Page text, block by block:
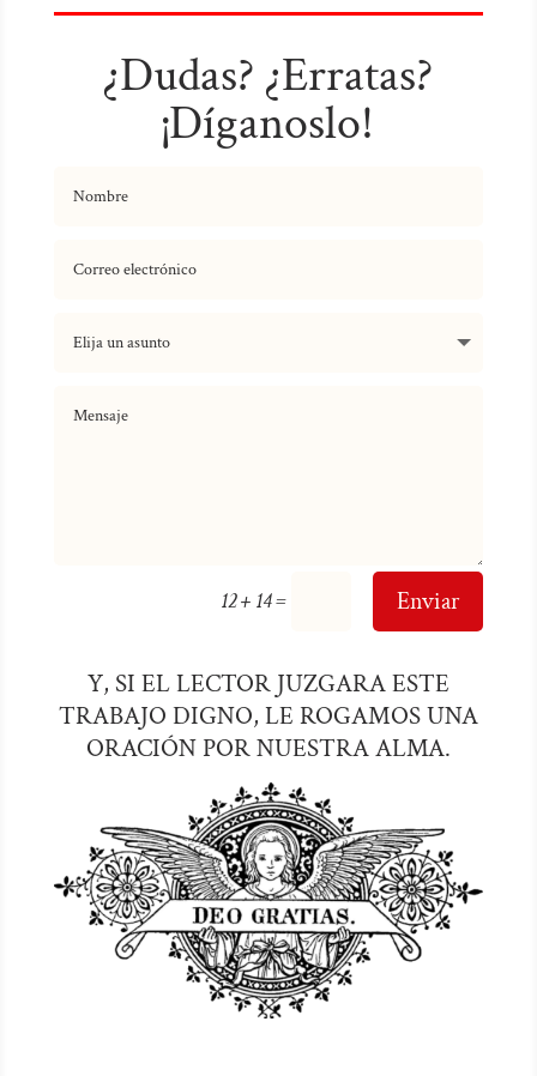
¿Dudas? ¿Erratas?
¡Díganoslo!
12 + 14= Enviar
Y, SI EL LECTOR JUZGARA ESTE
TRABAJO DIGNO, LE ROGAMOS UNA
ORACIÓN POR NUESTRA ALMA.